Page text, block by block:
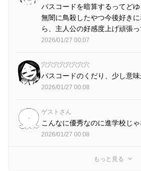
パスコードを暗算するってどゆ
無闇に鳥殺したやつ今後好き
ら、主人公の好感度上げ頑張
2026/01/27 00:07
穴穴穴穴穴穴穴穴
パスコードのくだり、少し意
2026/01/27 00:08
ゲストさん
こんなに優秀なのに進学校じ
2026/01/27 00:08
もっと見る